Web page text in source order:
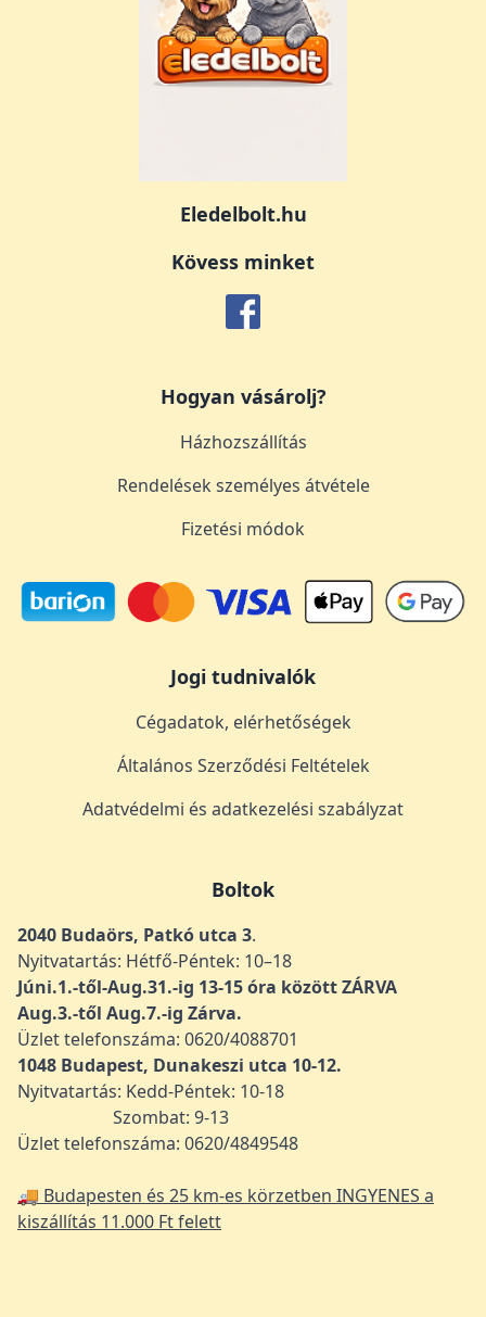
Eledelbolt.hu
Kövess minket
Hogyan vásárolj?
Házhozszállítás
Rendelések személyes átvétele
Fizetési módok
Jogi tudnivalók
Cégadatok, elérhetőségek
Általános Szerződési Feltételek
Adatvédelmi és adatkezelési szabályzat
Boltok
2040 Budaörs, Patkó utca 3.
Nyitvatartás: Hétfő-Péntek: 10–18
Júni.1.-től-Aug.31.-ig 13-15 óra között ZÁRVA
Aug.3.-től Aug.7.-ig Zárva.
Üzlet telefonszáma: 0620/4088701
1048 Budapest, Dunakeszi utca 10-12.
Nyitvatartás: Kedd-Péntek: 10-18
Szombat: 9-13
Üzlet telefonszáma: 0620/4849548
🚚 Budapesten és 25 km-es körzetben INGYENES a
kiszállítás 11.000 Ft felett